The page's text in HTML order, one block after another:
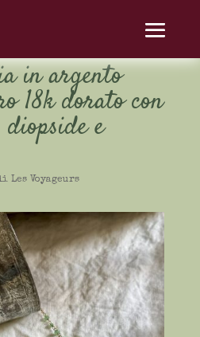
in argento
18k dorato con
e
Les Voyageurs